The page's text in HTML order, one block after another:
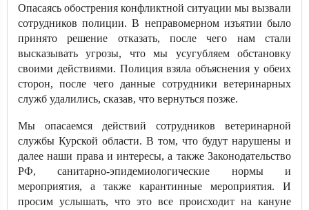
Опасаясь обострения конфликтной ситуации мы вызвали
сотрудников полиции. В неправомерном изъятии было
принято решение отказать, после чего нам стали
высказывать угрозы, что мы усугубляем обстановку
своими действиями. Полиция взяла объяснения у обеих
сторон, после чего данные сотрудники ветеринарных
служб удалились, сказав, что вернуться позже.
Мы опасаемся действий сотрудников ветеринарной
службы Курской области. В том, что будут нарушены и
далее наши права и интересы, а также Законодательство
РФ, санитарно-эпидемиологические нормы и
мероприятия, а также карантинные мероприятия. И
просим услышать, что это все происходит на кануне